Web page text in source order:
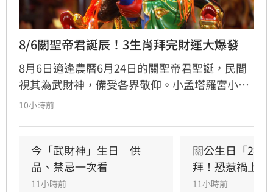
8/6關聖帝君誕辰！3生肖拜完財運大爆發
8月6日適逢農曆6月24日的關聖帝君聖誕，民間
視其為武財神，備受各界敬仰。小孟塔羅宮小立
指出，關聖帝君誕辰當日誠心祭拜，有望獲得神
產；生肖狗偏財運強，有望獲意外之財。專家強
調，無論生肖為何，只要虔誠備妥供品祭祀，皆
能祈求聖帝祖庇佑，迎來事業順遂與財源廣進的
10小時前
今「武財神」生日　供
品、禁忌一次看
11小時前
關公生日「2類
拜！恐惹禍上身
11小時前